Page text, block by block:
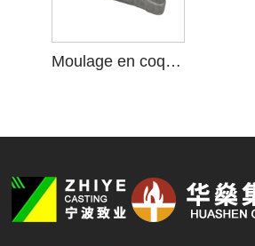
Moulage en coquille pour culbuteurs d'admission